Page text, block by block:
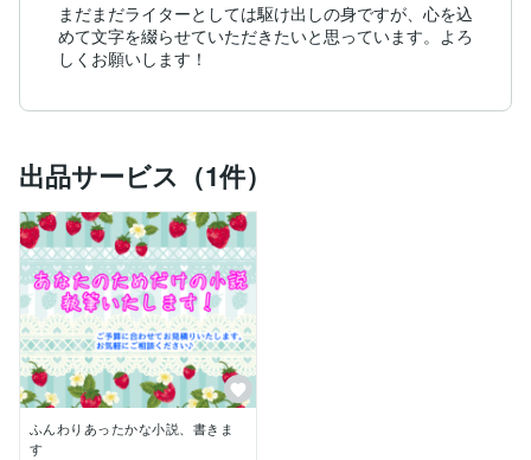
まだまだライターとしては駆け出しの身ですが、心を込
めて文字を綴らせていただきたいと思っています。よろ
しくお願いします！
出品サービス（1件）
ふんわりあったかな小説、書きま
す